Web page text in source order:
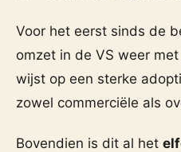
Voor het eerst sinds de
omzet in de VS weer
wijst op een sterke
zowel commerciële als
Bovendien is dit al het